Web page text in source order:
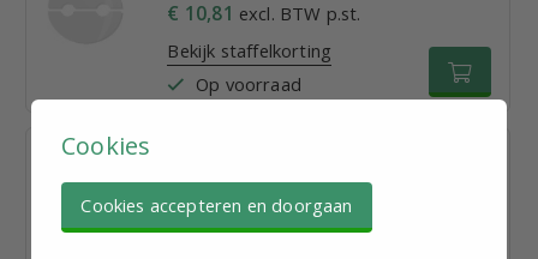
€ 10,81 excl. BTW p.st.
Bekijk staffelkorting
Op voorraad
Staalverzinkt, met montage gaten
€ 13,32excl. BTW p.st.
Cookies
Cookies accepteren en doorgaan